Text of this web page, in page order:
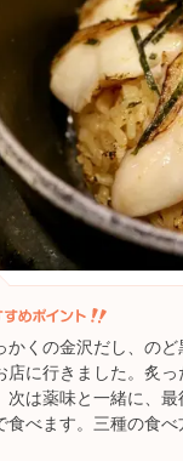
かくの金沢だし、の
店に行きました。炙
次は薬味と一緒に、
食べます。三種の食